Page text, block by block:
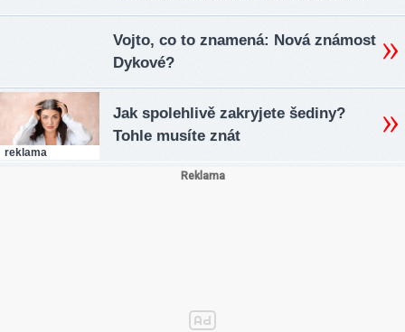
Vojto, co to znamená: Nová známost
Dykové?
reklama
Jak spolehlivě zakryjete šediny?
Tohle musíte znát